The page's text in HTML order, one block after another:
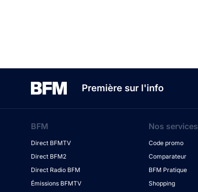
Première sur l'info
BFM
Direct BFMTV
Direct BFM2
Direct Radio BFM
Émissions BFMTV
Nos services
Code promo
Comparateur
BFM Pratique
Shopping